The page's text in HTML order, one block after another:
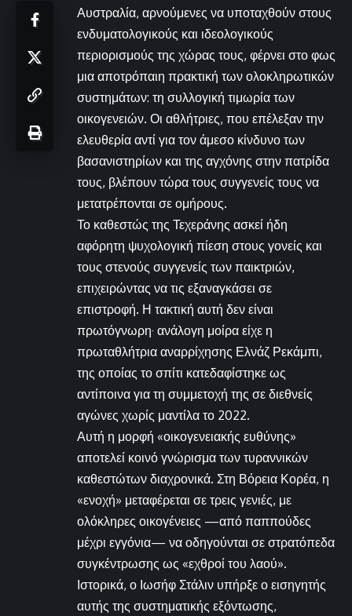
Αυστραλία, αρνούμενες να υποταχθούν στους
ενδυματολογικούς και ιδεολογικούς
περιορισμούς της χώρας τους, φέρνει στο φως
μια αποτρόπαιη πρακτική των ολοκληρωτικών
συστημάτων: τη συλλογική τιμωρία των
οικογενειών. Οι αθλήτριες, που επέλεξαν την
ελευθερία αντί για τον άμεσο κίνδυνο των
βασανιστηρίων και της αγχόνης στην πατρίδα
τους, βλέπουν τώρα τους συγγενείς τους να
μετατρέπονται σε ομήρους.
Το καθεστώς της Τεχεράνης ασκεί ήδη
αφόρητη ψυχολογική πίεση στους γονείς και
τους στενούς συγγενείς των παικτριών,
επιχειρώντας να τις εξαναγκάσει σε
επιστροφή. Η τακτική αυτή δεν είναι
πρωτόγνωρη· ανάλογη μοίρα είχε η
πρωταθλήτρια αναρρίχησης Ελνάζ Ρεκάμπι,
της οποίας το σπίτι κατεδαφίστηκε ως
αντίποινα για τη συμμετοχή της σε διεθνείς
αγώνες χωρίς μαντίλα το 2022.
Αυτή η μορφή «οικογενειακής ευθύνης»
αποτελεί κοινό γνώρισμα των τυραννικών
καθεστώτων διαχρονικά. Στη Βόρεια Κορέα, η
«ενοχή» μεταφέρεται σε τρεις γενιές, με
ολόκληρες οικογένειες —από παππούδες
μέχρι εγγόνια— να οδηγούνται σε στρατόπεδα
συγκέντρωσης ως «εχθροί του λαού».
Ιστορικά, ο Ιωσήφ Στάλιν υπήρξε ο εισηγητής
αυτής της συστηματικής εξόντωσης,